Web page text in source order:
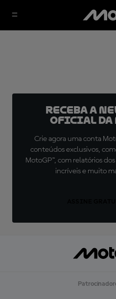
Receba a
oficial da
Crie agora uma conta
conteúdos exclusivos,
MotoGP™, com relatórios
incríveis e muito